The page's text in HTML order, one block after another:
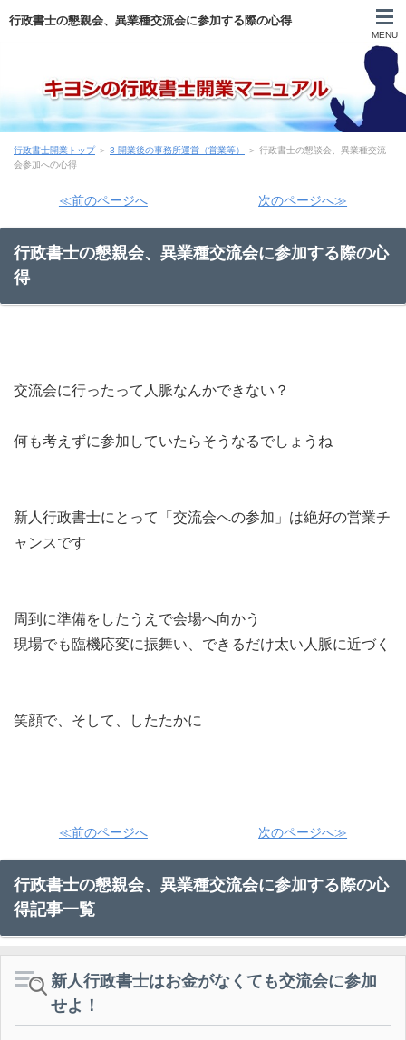
行政書士の懇親会、異業種交流会に参加する際の心得
MENU
自己紹介
目次
登録申請まで
申請後～開業前
営業
行政書士試験
行政書士開業トップ＞ 3 開業後の事務所運営（営業等）
＞ 行政書士の懇談会、異業種交流
会参加への心得
≪前のページへ 次のページへ≫
行政書士の懇親会、異業種交流会に参加する際の心
得
交流会に行ったって人脈なんかできない？
何も考えずに参加していたらそうなるでしょうね
新人行政書士にとって「交流会への参加」は絶好の営業チ
ャンスです
周到に準備をしたうえで会場へ向かう
現場でも臨機応変に振舞い、できるだけ太い人脈に近づく
笑顔で、そして、したたかに
≪前のページへ 次のページへ≫
行政書士の懇親会、異業種交流会に参加する際の心
得記事一覧
新人行政書士はお金がなくても交流会に参加
せよ！